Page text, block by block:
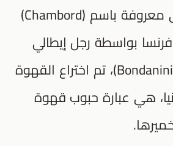
عام 1958م وهي معروفة باسم (Chambord)
بواسطة رجل إيطالي
سويسري يُدعى (Bondanini)، تم اختراع القهوة
هي عبارة حبوب قهوة